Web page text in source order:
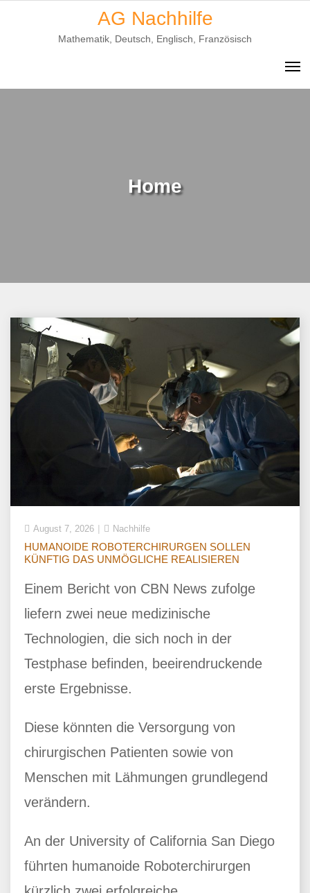
AG Nachhilfe
Mathematik, Deutsch, Englisch, Französisch
Home
August 7, 2026 Nachhilfe
HUMANOIDE ROBOTERCHIRURGEN SOLLEN
KÜNFTIG DAS UNMÖGLICHE REALISIEREN
Einem Bericht von CBN News zufolge
liefern zwei neue medizinische
Technologien, die sich noch in der
Testphase befinden, beeirendruckende
erste Ergebnisse.
Diese könnten die Versorgung von
chirurgischen Patienten sowie von
Menschen mit Lähmungen grundlegend
verändern.
An der University of California San Diego
führten humanoide Roboterchirurgen